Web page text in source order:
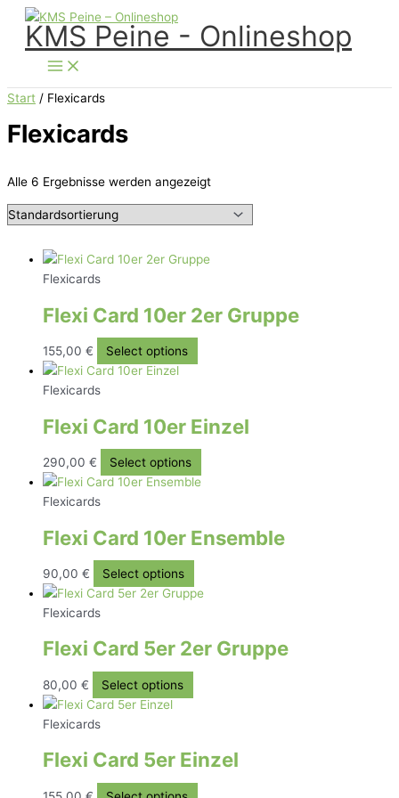
Zum
Inhalt
springen
KMS Peine - Onlineshop
Start / Flexicards
Flexicards
Alle 6 Ergebnisse werden angezeigt
Flexicards
Flexi Card 10er 2er Gruppe
155,00 € Select options
Flexicards
Flexi Card 10er Einzel
290,00 € Select options
Flexicards
Flexi Card 10er Ensemble
90,00 € Select options
Flexicards
Flexi Card 5er 2er Gruppe
80,00 € Select options
Flexicards
Flexi Card 5er Einzel